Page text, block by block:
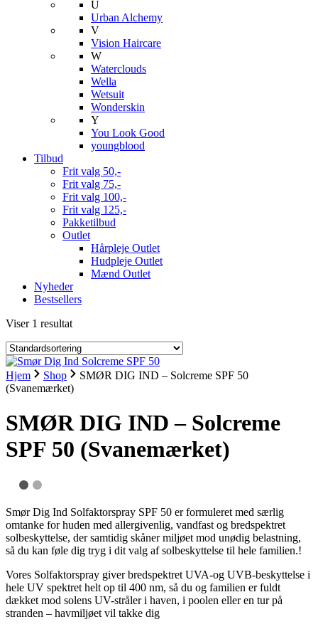
U
Urban Alchemy
V
Vision Haircare
W
Waterclouds
Wella
Wetsuit
Wonderskin
Y
You Look Good
youngblood
Tilbud
Frit valg 50,-
Frit valg 75,-
Frit valg 100,-
Frit valg 125,-
Pakketilbud
Outlet
Hårpleje Outlet
Hudpleje Outlet
Mænd Outlet
Nyheder
Bestsellers
Viser 1 resultat
Hjem Shop
SMØR DIG IND – Solcreme SPF 50
(Svanemærket)
SMØR DIG IND – Solcreme
SPF 50 (Svanemærket)
Smør Dig Ind Solfaktorspray SPF 50 er formuleret med særlig
omtanke for huden med allergivenlig, vandfast og bredspektret
solbeskyttelse, der samtidig skåner miljøet mod unødig belastning,
så du kan føle dig tryg i dit valg af solbeskyttelse til hele familien.!
Vores Solfaktorspray giver bredspektret UVA-og UVB-beskyttelse i
hele UV spektret helt op til 400 nm, så du og familien er fuldt
dækket mod solens UV-stråler i haven, i poolen eller en tur på
stranden – havmiljøet vil takke dig